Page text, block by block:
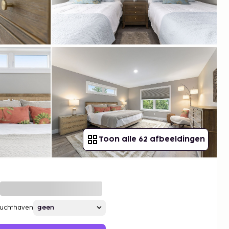
Toon alle 62 afbeeldingen